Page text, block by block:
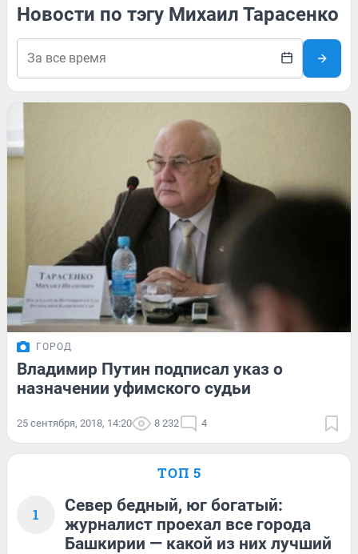
Новости по тэгу Михаил Тарасенко
ГОРОД
Владимир Путин подписал указ о
назначении уфимского судьи
25 сентября, 2018, 14:20 8 232 4
ТОП 5
1
Север бедный, юг богатый:
журналист проехал все города
Башкирии — какой из них лучший